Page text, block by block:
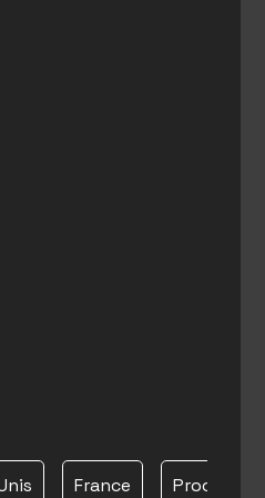
France Proche